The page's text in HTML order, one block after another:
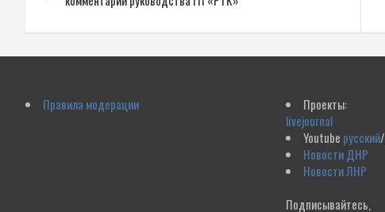
записям
Правила модерации
Проекты:
livejournal
Youtube русский/
Новости ДНР
Новости ЛНР
Подписывайтесь,